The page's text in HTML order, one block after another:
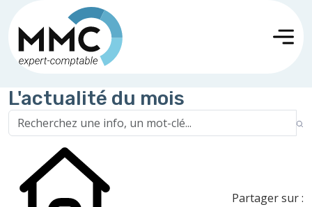
L'actualité du mois
Partager sur :